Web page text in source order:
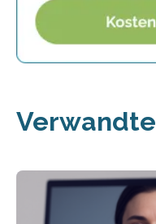
Verwandte